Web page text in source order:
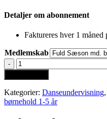
Detaljer om abonnement
Faktureres hver 1 måned
Medlemskab
Micro
Moves
3-
4
år
Torsdag
Kategorier: Danseundervisning,
børnehold 1-5 år